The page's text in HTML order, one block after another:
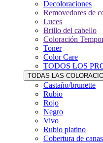
Decoloraciones
Removedores de
Luces
Brillo del cabello
Coloración
Toner
Color Care
TODOS LOS
TODAS LAS
Castaño/brunette
Rubio
Rojo
Negro
Vivo
Rubio platino
Cobertura de canas